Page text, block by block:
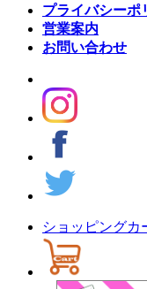
プライバシーポ
営業案内
お問い合わせ
ショッピングカ